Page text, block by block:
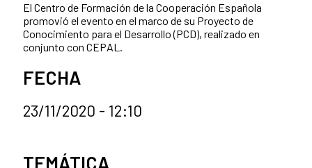
El Centro de Formación de la Cooperación Española
promovió el evento en el marco de su Proyecto de
Conocimiento para el Desarrollo (PCD), realizado en
conjunto con CEPAL.
FECHA
23/11/2020 - 12:10
Categorías de la noticia
TEMÁTICA